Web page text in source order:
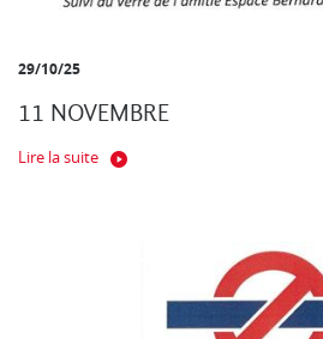
29/10/25
11 NOVEMBRE
Lire la suite